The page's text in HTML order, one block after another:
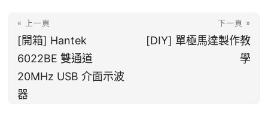
« 上一頁
[開箱] Hantek
6022BE 雙通道
20MHz USB 介面示波
器
下一頁 »
[DIY] 單極馬達製作教
學